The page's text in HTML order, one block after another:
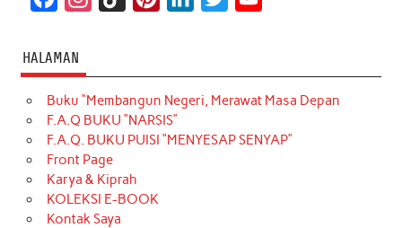
c
e
b
o
o
k
t
a
g
r
a
m
T
o
k
t
e
r
k
e
d
t
t
e
T
u
b
HALAMAN
Buku “Membangun Negeri, Merawat Masa Depan
F.A.Q BUKU “NARSIS”
F.A.Q. BUKU PUISI “MENYESAP SENYAP”
Front Page
Karya & Kiprah
KOLEKSI E-BOOK
Kontak Saya